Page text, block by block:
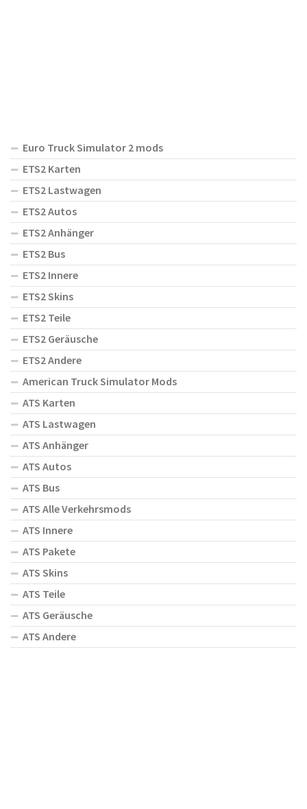
Euro Truck Simulator 2 mods
ETS2 Karten
ETS2 Lastwagen
ETS2 Autos
ETS2 Anhänger
ETS2 Bus
ETS2 Innere
ETS2 Skins
ETS2 Teile
ETS2 Geräusche
ETS2 Andere
American Truck Simulator Mods
ATS Karten
ATS Lastwagen
ATS Anhänger
ATS Autos
ATS Bus
ATS Alle Verkehrsmods
ATS Innere
ATS Pakete
ATS Skins
ATS Teile
ATS Geräusche
ATS Andere